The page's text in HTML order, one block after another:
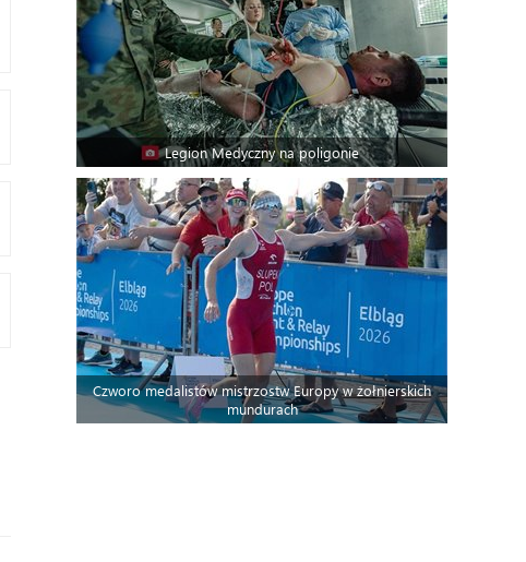
Legion Medyczny na poligonie
Czworo medalistów mistrzostw Europy w żołnierskich
mundurach